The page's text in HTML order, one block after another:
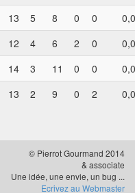
13 5 8 0 0
0,0
12 4 6 2 0
0,0
14 3 11 0 0
0,0
13 2 9 0 2 0,0
© Pierrot Gourmand 2014
& associate
Une idée, une envie, un bug ...
Ecrivez au Webmaster